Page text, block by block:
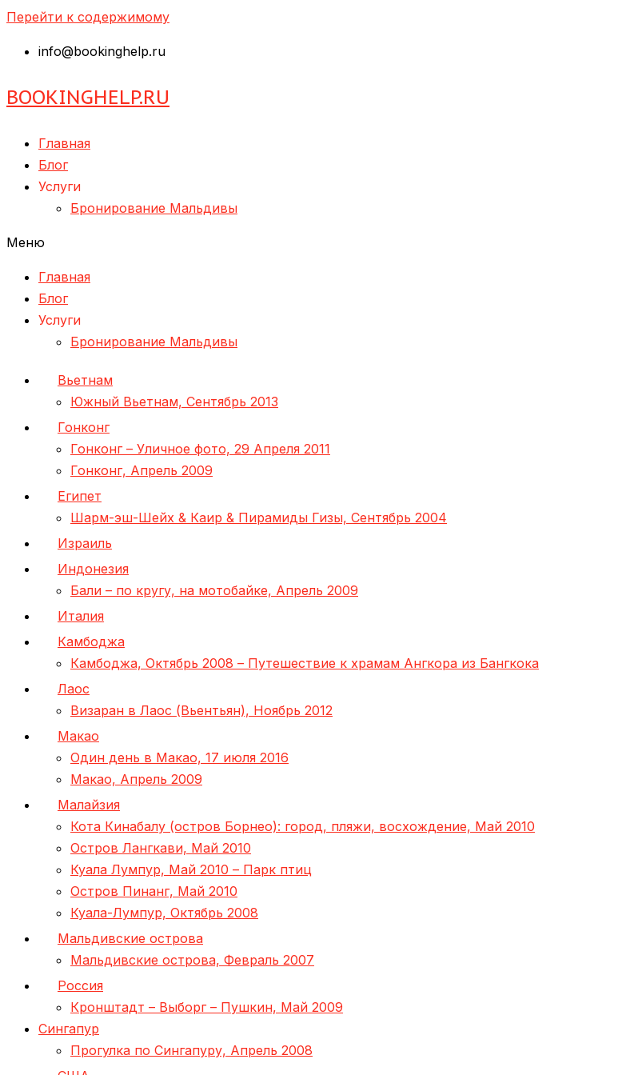
Перейти к содержимому
info@bookinghelp.ru
BOOKINGHELP.RU
Главная
Блог
Услуги
Бронирование Мальдивы
Меню
Главная
Блог
Услуги
Бронирование Мальдивы
Вьетнам
Южный Вьетнам, Сентябрь 2013
Гонконг
Гонконг – Уличное фото, 29 Апреля 2011
Гонконг, Апрель 2009
Египет
Шарм-эш-Шейх & Каир & Пирамиды Гизы, Сентябрь 2004
Израиль
Индонезия
Бали – по кругу, на мотобайке, Апрель 2009
Италия
Камбоджа
Камбоджа, Октябрь 2008 – Путешествие к храмам Ангкора из Бангкока
Лаос
Визаран в Лаос (Вьентьян), Ноябрь 2012
Макао
Один день в Макао, 17 июля 2016
Макао, Апрель 2009
Малайзия
Кота Кинабалу (остров Борнео): город, пляжи, восхождение, Май 2010
Остров Лангкави, Май 2010
Куала Лумпур, Май 2010 – Парк птиц
Остров Пинанг, Май 2010
Куала-Лумпур, Октябрь 2008
Мальдивские острова
Мальдивские острова, Февраль 2007
Россия
Кронштадт – Выборг – Пушкин, Май 2009
Сингапур
Прогулка по Сингапуру, Апрель 2008